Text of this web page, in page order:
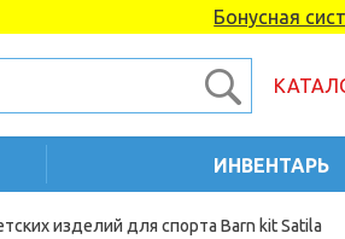
Бонусная
ИНВЕНТАРЬ
изделий для спорта Barn kit Satila